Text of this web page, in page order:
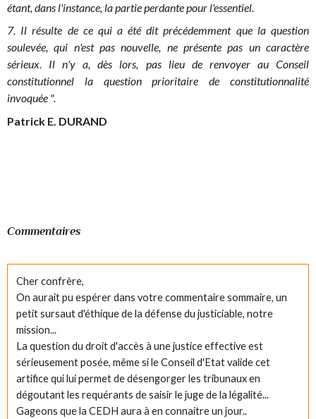
étant, dans l'instance, la partie perdante pour l'essentiel.
7. Il résulte de ce qui a été dit précédemment que la question
soulevée, qui n'est pas nouvelle, ne présente pas un caractère
sérieux. Il n'y a, dès lors, pas lieu de renvoyer au Conseil
constitutionnel la question prioritaire de constitutionnalité
invoquée ".
Patrick E. DURAND
Commentaires
Cher confrère,
On aurait pu espérer dans votre commentaire sommaire, un
petit sursaut d'éthique de la défense du justiciable, notre
mission...
La question du droit d'accès à une justice effective est
sérieusement posée, même si le Conseil d'Etat valide cet
artifice qui lui permet de désengorger les tribunaux en
dégoutant les requérants de saisir le juge de la légalité...
Gageons que la CEDH aura à en connaitre un jour..